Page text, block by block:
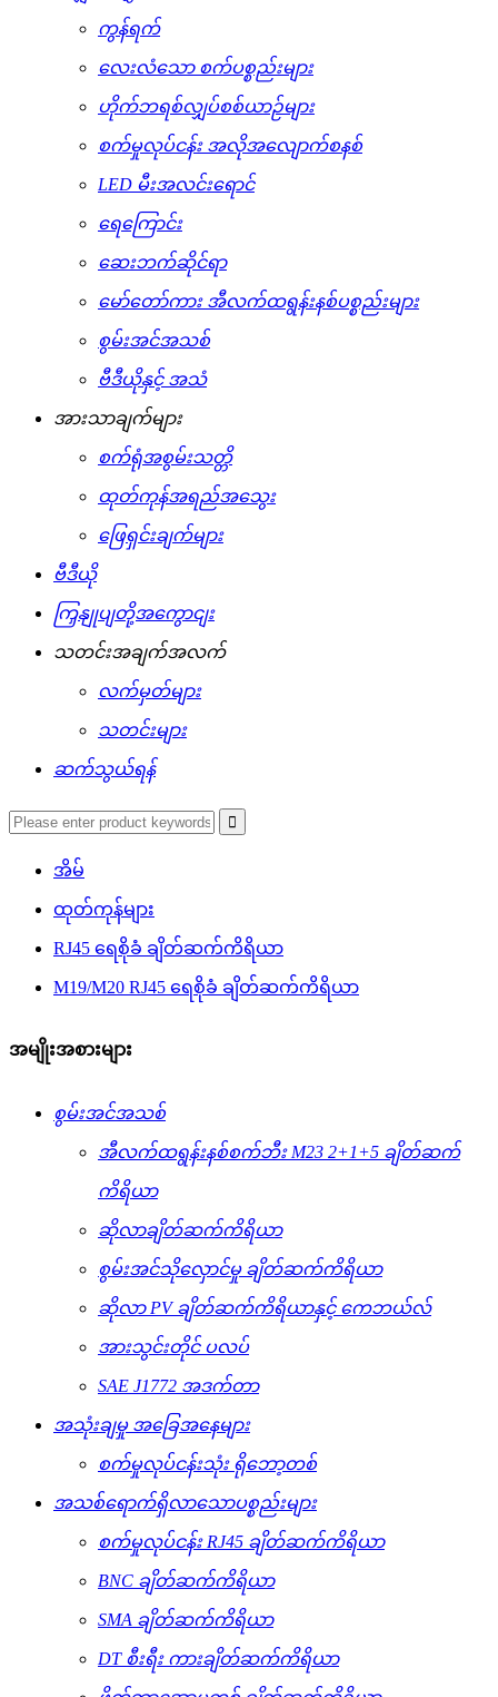
ကွန်ရက်
လေးလံသော စက်ပစ္စည်းများ
ဟိုက်ဘရစ်လျှပ်စစ်ယာဉ်များ
စက်မှုလုပ်ငန်း အလိုအလျောက်စနစ်
LED မီးအလင်းရောင်
ရေကြောင်း
ဆေးဘက်ဆိုင်ရာ
မော်တော်ကား အီလက်ထရွန်းနစ်ပစ္စည်းများ
စွမ်းအင်အသစ်
ဗီဒီယိုနှင့် အသံ
အားသာချက်များ
စက်ရုံအစွမ်းသတ္တိ
ထုတ်ကုန်အရည်အသွေး
ဖြေရှင်းချက်များ
ဗီဒီယို
ကြှနျုပျတို့အကွောငျး
သတင်းအချက်အလက်
လက်မှတ်များ
သတင်းများ
ဆက်သွယ်ရန်
အိမ်
ထုတ်ကုန်များ
RJ45 ရေစိုခံ ချိတ်ဆက်ကိရိယာ
M19/M20 RJ45 ရေစိုခံ ချိတ်ဆက်ကိရိယာ
အမျိုးအစားများ
စွမ်းအင်အသစ်
အီလက်ထရွန်းနစ်စက်ဘီး M23 2+1+5 ချိတ်ဆက်
ကိရိယာ
ဆိုလာချိတ်ဆက်ကိရိယာ
စွမ်းအင်သိုလှောင်မှု ချိတ်ဆက်ကိရိယာ
ဆိုလာ PV ချိတ်ဆက်ကိရိယာနှင့် ကေဘယ်လ်
အားသွင်းတိုင် ပလပ်
SAE J1772 အဒက်တာ
အသုံးချမှု အခြေအနေများ
စက်မှုလုပ်ငန်းသုံး ရိုဘော့တစ်
အသစ်ရောက်ရှိလာသောပစ္စည်းများ
စက်မှုလုပ်ငန်း RJ45 ချိတ်ဆက်ကိရိယာ
BNC ချိတ်ဆက်ကိရိယာ
SMA ချိတ်ဆက်ကိရိယာ
DT စီးရီး ကားချိတ်ဆက်ကိရိယာ